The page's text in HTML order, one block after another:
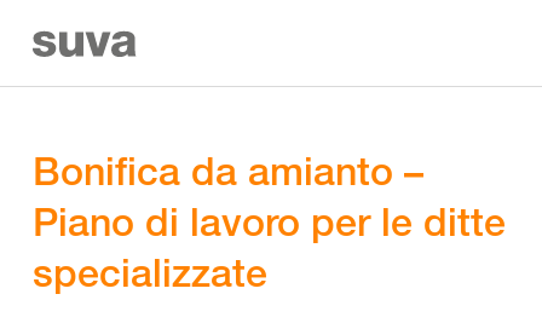
Bonifica da amianto –
Piano di lavoro per le ditte
specializzate